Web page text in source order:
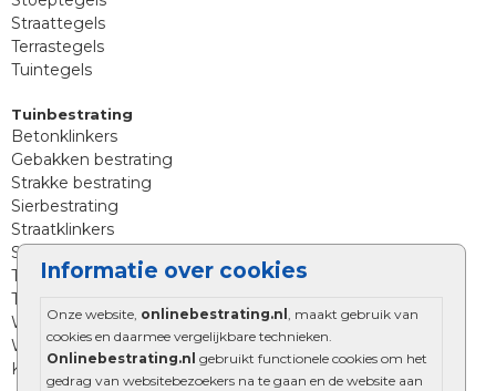
Informatie over cookies
Onze website, onlinebestrating.nl , maakt gebruik van
cookies en daarmee vergelijkbare technieken.
Onlinebestrating.nl gebruikt functionele cookies om het
gedrag van websitebezoekers na te gaan en de website aan
Straattegels
Terrastegels
Tuintegels
Tuinbestrating
Betonklinkers
Gebakken bestrating
Strakke bestrating
Sierbestrating
Straatklinkers
Straatstenen
Trommelstenen
Tuinstenen
Waalformaat
Wildverband bestrating
Kingstones